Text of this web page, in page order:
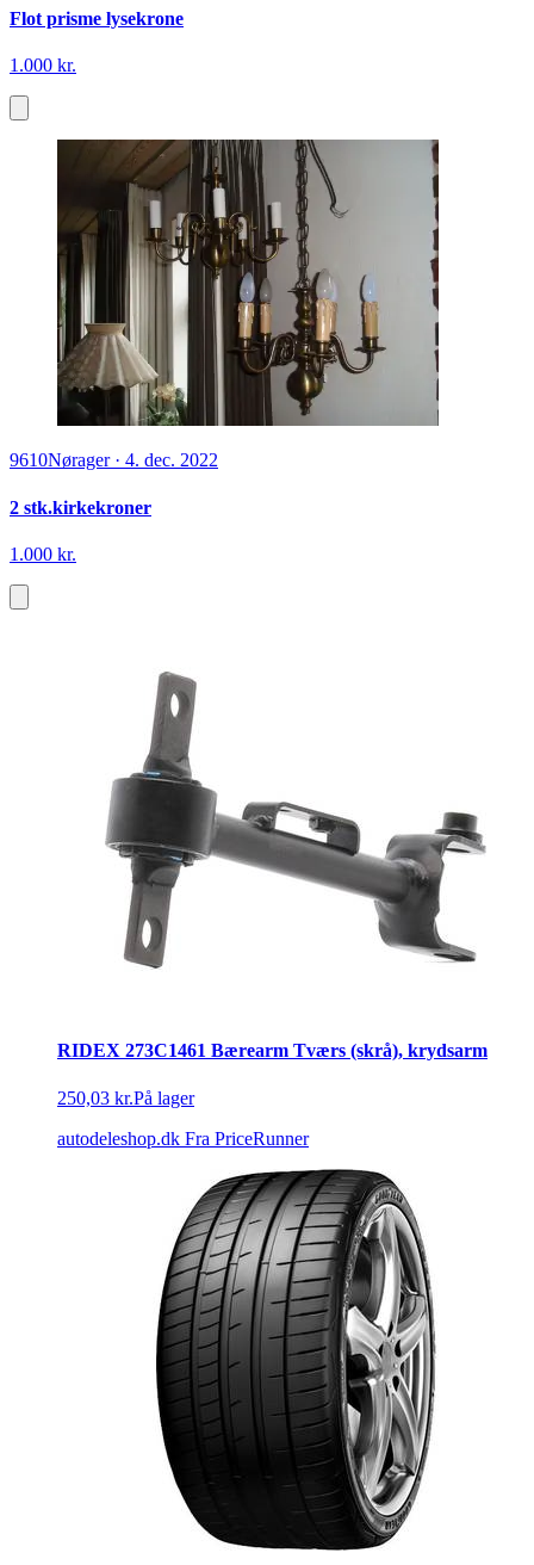
Flot prisme lysekrone
1.000 kr.
9610Nørager· 4. dec. 2022
2 stk.kirkekroner
1.000 kr.
RIDEX 273C1461 Bærearm Tværs (skrå), krydsarm
250,03 kr.På lager
autodeleshop.dk Fra PriceRunner